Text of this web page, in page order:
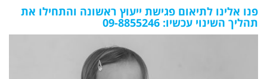
פנו אלינו לתיאום פגישת ייעוץ ראשונה והתחילו את
תהליך השינוי עכשיו: 09-8855246